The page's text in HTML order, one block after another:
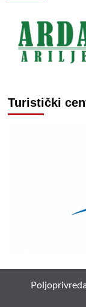
Turistički
Poljoprivreda